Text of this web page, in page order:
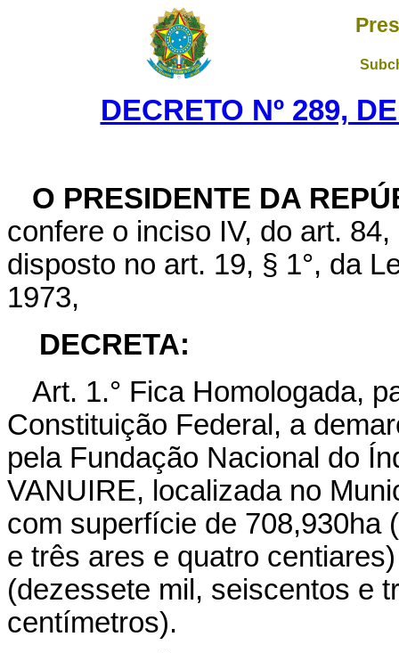
DECRETO Nº 289,
O PRESIDENTE DA
confere o inciso IV, do art.
disposto no art. 19, § 1°, da
1973,
DECRETA:
Art. 1.° Fica Homologada,
Constituição Federal, a
pela Fundação Nacional do
VANUIRE, localizada no
com superfície de 708,930ha
e três ares e quatro
(dezessete mil, seiscentos e
centímetros).